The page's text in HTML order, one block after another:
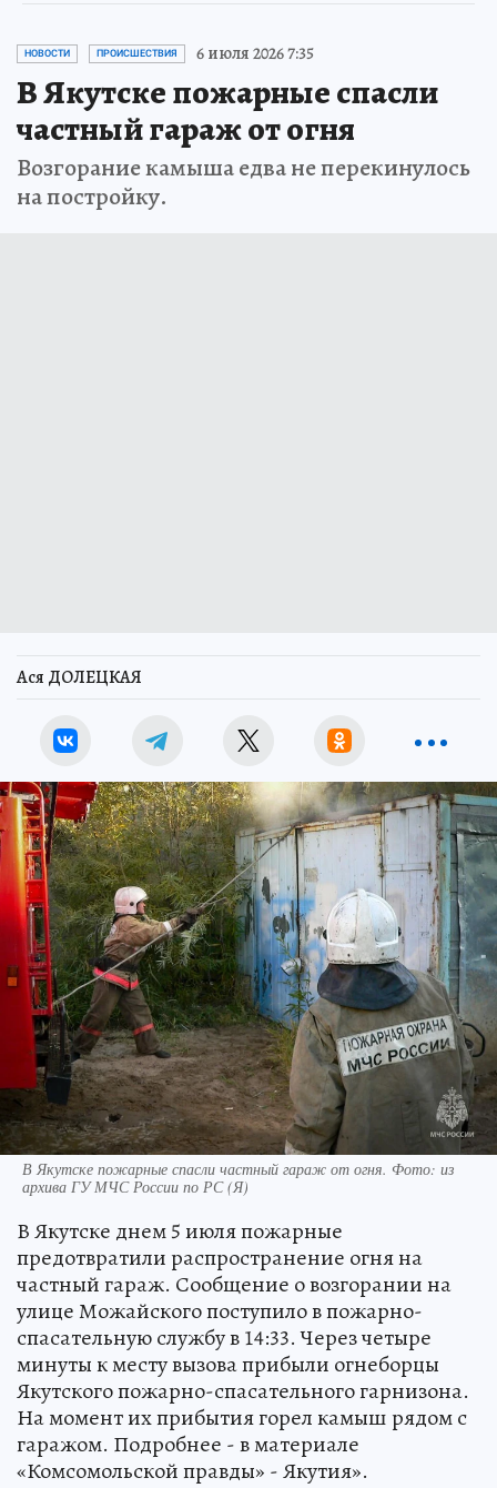
НОВОСТИ ПРОИСШЕСТВИЯ 6 июля 2026 7:35
В Якутске пожарные спасли
частный гараж от огня
Возгорание камыша едва не перекинулось
на постройку.
Ася ДОЛЕЦКАЯ
В Якутске пожарные спасли частный гараж от огня. Фото: из
архива ГУ МЧС России по РС (Я)
В Якутске днем 5 июля пожарные
предотвратили распространение огня на
частный гараж. Сообщение о возгорании на
улице Можайского поступило в пожарно-
спасательную службу в 14:33. Через четыре
минуты к месту вызова прибыли огнеборцы
Якутского пожарно-спасательного гарнизона.
На момент их прибытия горел камыш рядом с
гаражом. Подробнее - в материале
«Комсомольской правды» - Якутия».